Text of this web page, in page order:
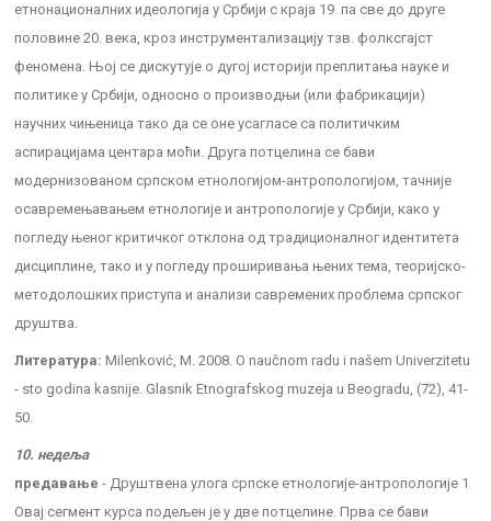
етнонационалних идеологија у Србији с краја 19. па све до друге
половине 20. века, кроз инструментализацију тзв. фолксгајст
феномена. Њој се дискутује о дугој историји преплитања науке и
политике у Србији, односно о производњи (или фабрикацији)
научних чињеница тако да се оне усагласе са политичким
аспирацијама центара моћи. Друга потцелина се бави
модернизованом српском етнологијом-антропологијом, тачније
осавремењавањем етнологије и антропологије у Србији, како у
погледу њеног критичког отклона од традиционалног идентитета
дисциплине, тако и у погледу проширивања њених тема, теоријско-
методолошких приступа и анализи савремених проблема српског
друштва.
Литература: Milenković, M. 2008. O naučnom radu i našem Univerzitetu
- sto godina kasnije. Glasnik Etnografskog muzeja u Beogradu, (72), 41-
50.
10. недеља
предавање - Друштвена улога српске етнологије-антропологије 1
Овај сегмент курса подељен је у две потцелине. Прва се бави